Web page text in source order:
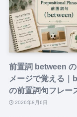
前置詞 between
メージで覚える｜
の前置詞句フレー
2026年8月6日